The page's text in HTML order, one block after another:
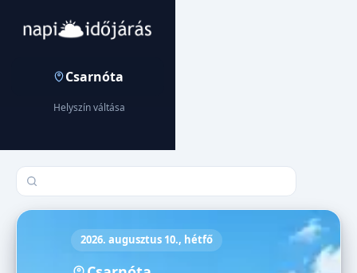
Csarnóta
Helyszín váltása
Település keresése
2026. augusztus 10., hétfő